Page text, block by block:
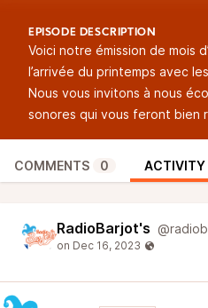
EPISODE DESCRIPTION
Voici notre émission de mois
l’arrivée du printemps avec
Nous vous invitons à nous
sonores qui vous feront bien
COMMENTS 0 ACTIVITY
RadioBarjot's